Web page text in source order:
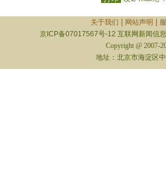
关于我们 网站声明
京ICP备07017567号-12 互联网新闻信
Copyright @ 2007-
地址：北京市海淀区